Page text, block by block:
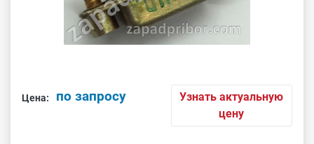
Цена: по запросу
Узнать актуальную
цену